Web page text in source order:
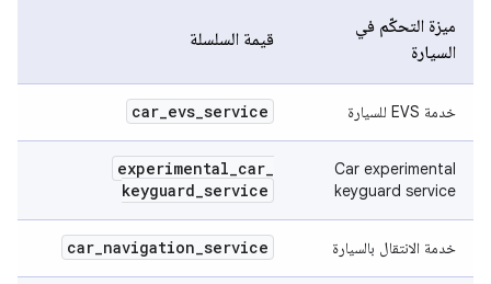
ميزة التحكّم في
السيارة
قيمة السلسلة
خدمة EVS للسيارة car_evs_service
Car experimental
keyguard service
experimental_car_
keyguard_service
خدمة الانتقال بالسيارة car_navigation_service